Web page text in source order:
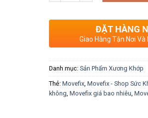
ĐẶT HÀNG
Giao Hàng Tận Nơi Và
Danh mục: Sản Phẩm Xương Khớp
Thẻ: Movefix, Movefix - Shop Sức
không Movefix giá bao nhiêu